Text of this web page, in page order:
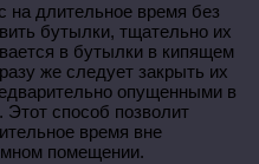
на длительное время без
бутылки, тщательно их
в бутылки в кипящем
же следует закрыть их
опущенными в
способ позволит
время вне
помещении.